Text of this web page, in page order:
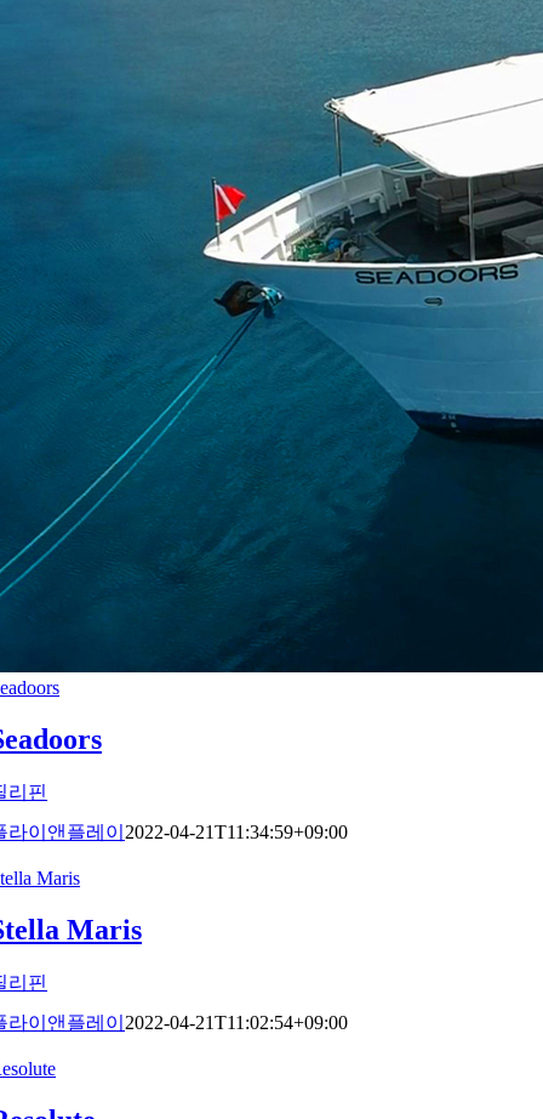
리핀
라이앤플레이 2022-04-21T11:34:59+09:00
Maris
Maris
리핀
라이앤플레이 2022-04-21T11:02:54+09:00